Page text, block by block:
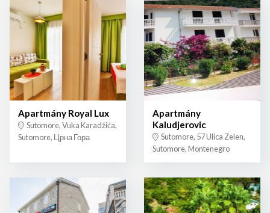
Apartmány Royal Lux
Sutomore, Vuka Karadžića,
Sutomore, Црна Гора
Apartmány
Kaludjerovic
Sutomore, 57 Ulica Zelen,
Sutomore, Montenegro